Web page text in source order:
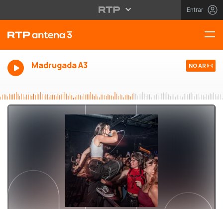
Entrar
Madrugada A3 NO AR